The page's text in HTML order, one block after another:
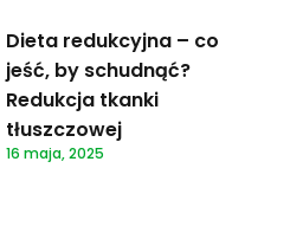
Dieta redukcyjna – co
jeść, by schudnąć?
Redukcja tkanki
tłuszczowej
16 maja, 2025